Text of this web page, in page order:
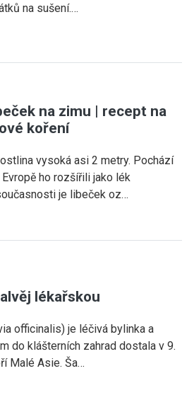
na sušení.…
na zimu | recept na
koření
vysoká asi 2 metry. Pochází
ho rozšířili jako lék
je libeček oz…
lékařskou
officinalis) je léčivá bylinka a
do klášterních zahrad dostala v 9.
Malé Asie. Ša…